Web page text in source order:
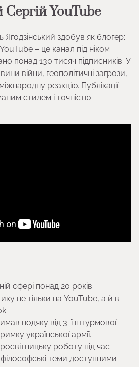
Сергій YouTube
здобув як блогер:
– це канал під ніком
понад 130 тисяч підписників. У
війни, геополітичні загрози,
реакцію. Публікації
стилем і точністю
сфері понад 20 років.
не тільки на YouTube, а й в
подяку від 3-ї штурмової
української армії.
роботу під час
теми доступними